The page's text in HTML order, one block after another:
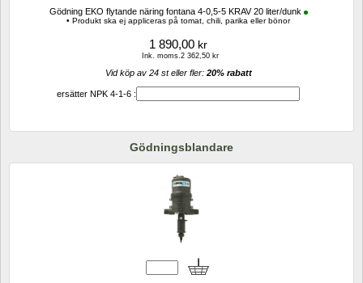
Gödning EKO flytande näring fontana 4-0,5-5 KRAV 20 liter/dunk
• Produkt ska ej appliceras på tomat, chili, parika eller bönor
1 890,00 kr
Ink. moms.2 362,50 kr
Vid köp av 24 st eller fler: 20% rabatt
ersätter NPK 4-1-6 :
Gödningsblandare